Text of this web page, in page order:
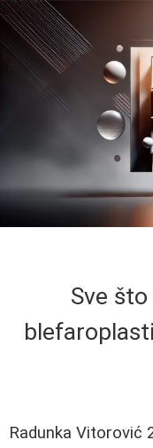
Sve
Radunka Vitorović